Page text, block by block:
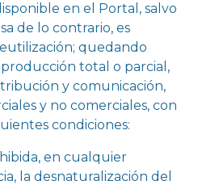
en el Portal, salvo
de lo contrario, es
quedando
total o parcial,
y comunicación,
y no comerciales, con
condiciones:
en cualquier
la desnaturalización del